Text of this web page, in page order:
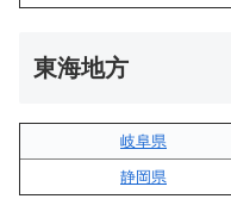
東海地方
岐阜県
静岡県